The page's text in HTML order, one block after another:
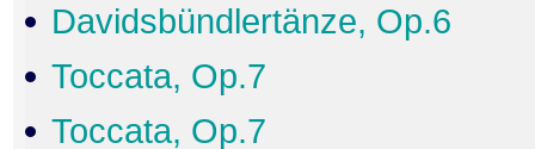
Davidsbündlertänze, Op.6
Toccata, Op.7
Toccata, Op.7